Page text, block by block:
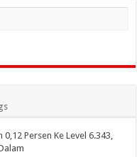
Persen Ke Level 6.343,